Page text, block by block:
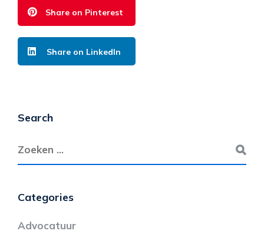
Share on Pinterest
Share on LinkedIn
Search
Categories
Advocatuur